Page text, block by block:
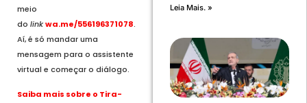
meio
do linkwa.me/556196371078.
Aí, é só mandar uma
mensagem para o assistente
virtual e começar o diálogo.
Saiba mais sobre o Tira-
Leia Mais. »